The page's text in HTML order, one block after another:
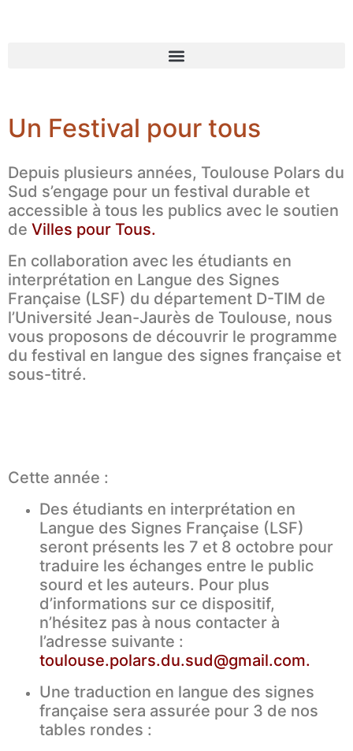
Un Festival pour tous
Depuis plusieurs années, Toulouse Polars du
Sud s’engage pour un festival durable et
accessible à tous les publics avec le soutien
de Villes pour Tous.
En collaboration avec les étudiants en
interprétation en Langue des Signes
Française (LSF) du département D-TIM de
l’Université Jean-Jaurès de Toulouse, nous
vous proposons de découvrir le programme
du festival en langue des signes française et
sous-titré.
Cette année :
Des étudiants en interprétation en
Langue des Signes Française (LSF)
seront présents les 7 et 8 octobre pour
traduire les échanges entre le public
sourd et les auteurs. Pour plus
d’informations sur ce dispositif,
n’hésitez pas à nous contacter à
l’adresse suivante :
toulouse.polars.du.sud@gmail.com.
Une traduction en langue des signes
française sera assurée pour 3 de nos
tables rondes :